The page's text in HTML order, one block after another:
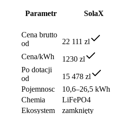
Parametr
SolaX
Cena brutto
od
22 111 zl
Cena/kWh
1230 zl
Po dotacji
od
15 478 zl
Pojemnosc
10,6–26,5 kWh
Chemia
LiFePO4
Ekosystem
zamknięty